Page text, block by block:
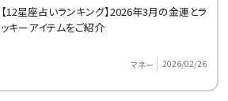
【12星座占いランキング】2026年3月の金運とラ
ッキーアイテムをご紹介
マネー 2026/02/26